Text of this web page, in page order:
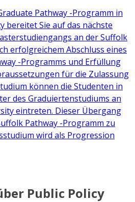
Pathway -Programm in
bereitet Sie auf das nächste
an der Suffolk
erfolgreichem Abschluss eines
-Programms und Erfüllung
für die Zulassung
können die Studenten in
des Graduiertenstudiums an
eintreten. Dieser Übergang
Pathway -Programm zu
wird als Progression
Public Policy